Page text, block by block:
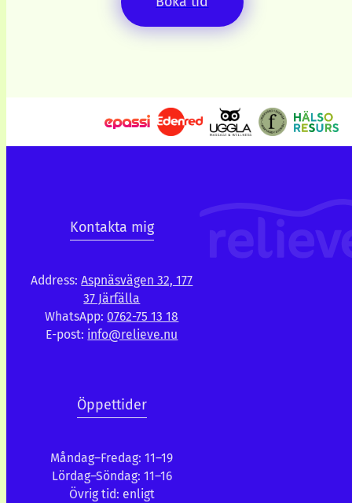
Kontakta mig
Address:Aspnäsvägen 32, 177
37 Järfälla
WhatsApp:0762-75 13 18
E-post: info@relieve.nu
Öppettider
Måndag–Fredag: 11–19
Lördag–Söndag: 11–16
Övrig tid: enligt